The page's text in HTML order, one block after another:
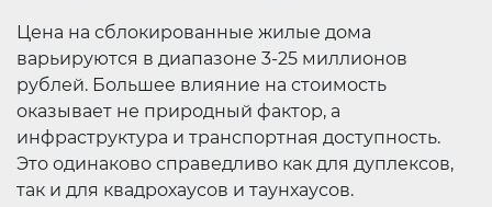
Цена на сблокированные жилые дома
варьируются в диапазоне 3-25 миллионов
рублей. Большее влияние на стоимость
оказывает не природный фактор, а
инфраструктура и транспортная доступность.
Это одинаково справедливо как для дуплексов,
так и для квадрохаусов и таунхаусов.